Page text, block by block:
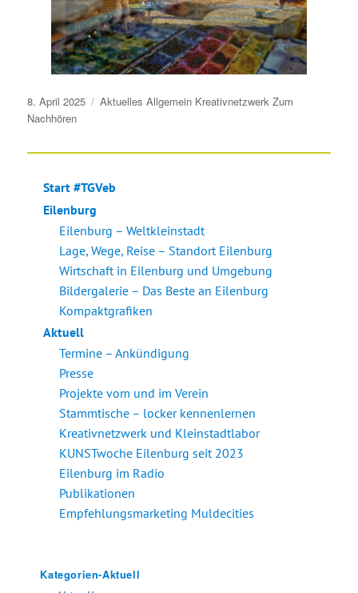
Veröffentlicht
am
8. April 2025 Aktuelles Allgemein Kreativnetzwerk Zum
Nachhören
Start #TGVeb
Eilenburg
Eilenburg – Weltkleinstadt
Lage, Wege, Reise – Standort Eilenburg
Wirtschaft in Eilenburg und Umgebung
Bildergalerie – Das Beste an Eilenburg
Kompaktgrafiken
Aktuell
Termine – Ankündigung
Presse
Projekte vom und im Verein
Stammtische – locker kennenlernen
Kreativnetzwerk und Kleinstadtlabor
KUNSTwoche Eilenburg seit 2023
Eilenburg im Radio
Publikationen
Empfehlungsmarketing Muldecities
Kategorien-Aktuell